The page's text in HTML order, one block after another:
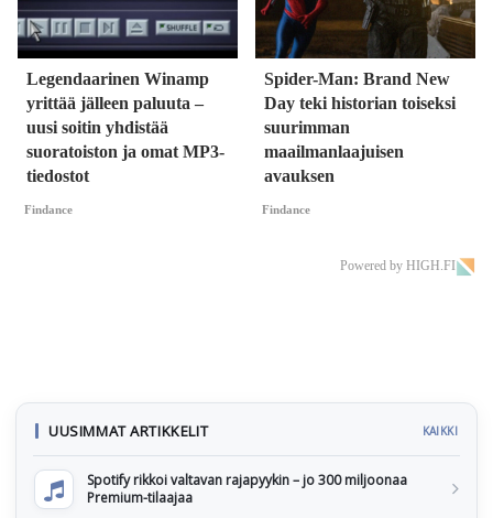
Legendaarinen Winamp
yrittää jälleen paluuta –
uusi soitin yhdistää
suoratoiston ja omat MP3-
tiedostot
Findance
Spider-Man: Brand New
Day teki historian toiseksi
suurimman
maailmanlaajuisen
avauksen
Findance
Powered by HIGH.FI
UUSIMMAT ARTIKKELIT KAIKKI
Spotify rikkoi valtavan rajapyykin – jo 300 miljoonaa
Premium-tilaajaa